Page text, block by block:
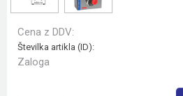
Cena z DDV:
Številka artikla (ID):
Zaloga